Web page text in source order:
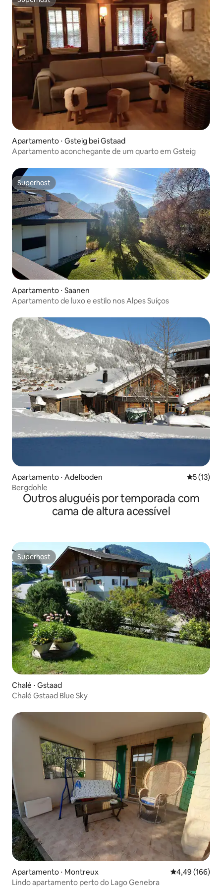
Superhost
Apartamento ⋅ Gsteig bei Gstaad
Apartamento aconchegante de um quarto em Gsteig
Superhost
Superhost
Apartamento ⋅ Saanen
Apartamento de luxo e estilo nos Alpes Suíços
Apartamento ⋅ Adelboden 5 de uma
5 (13)
Bergdohle
Outros aluguéis por temporada com
cama de altura acessível
Superhost
Superhost
Chalé ⋅ Gstaad
Chalé Gstaad Blue Sky
Apartamento ⋅ Montreux 4,49 de uma
4,49 (166)
Lindo apartamento perto do Lago Genebra